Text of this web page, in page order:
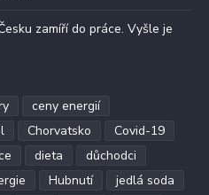
zamíří do práce. Vyšle je
ceny energií
Chorvatsko
Covid-19
dieta
důchodci
Hubnutí
jedlá soda